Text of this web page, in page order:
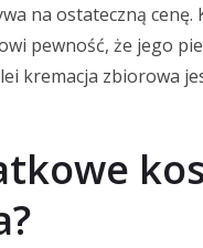
na ostateczną
pewność, że jego
kremacja zbiorowa